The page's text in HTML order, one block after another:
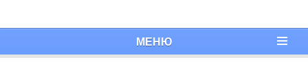
МЕНЮ